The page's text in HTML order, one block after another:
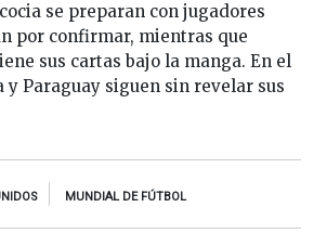
se preparan con jugadores
por confirmar, mientras que
sus cartas bajo la manga. En el
y Paraguay siguen sin revelar sus
MUNDIAL DE FÚTBOL